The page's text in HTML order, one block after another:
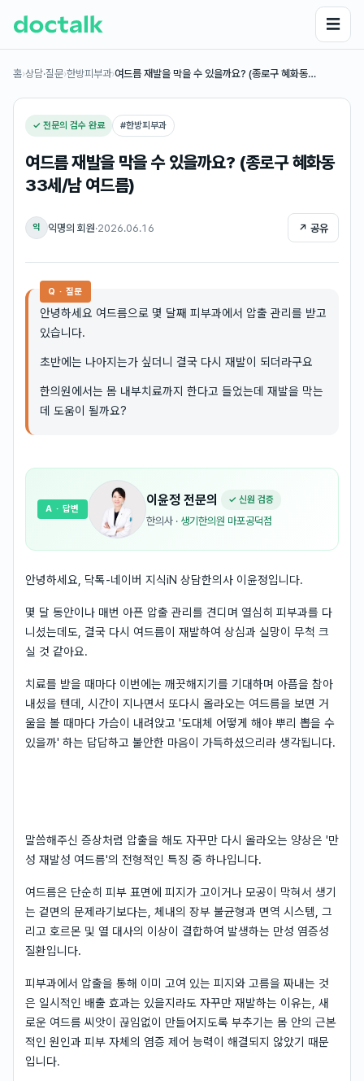
☰
홈›상담·질문›한방피부과›여드름 재발을 막을 수 있을까요? (종로구 혜화동…
✓ 전문의 검수 완료 #한방피부과
여드름 재발을 막을 수 있을까요? (종로구 혜화동
33세/남 여드름)
익 익명의 회원·2026.06.16 ↗ 공유
Q · 질문
안녕하세요 여드름으로 몇 달째 피부과에서 압출 관리를 받고
있습니다.
초반에는 나아지는가 싶더니 결국 다시 재발이 되더라구요
한의원에서는 몸 내부치료까지 한다고 들었는데 재발을 막는
데 도움이 될까요?
이윤정 전문의 ✓ 신원 검증
한의사 · 생기한의원 마포공덕점
A · 답변
안녕하세요, 닥톡-네이버 지식iN 상담한의사 이윤정입니다.
몇 달 동안이나 매번 아픈 압출 관리를 견디며 열심히 피부과를 다
니셨는데도, 결국 다시 여드름이 재발하여 상심과 실망이 무척 크
실 것 같아요.
치료를 받을 때마다 이번에는 깨끗해지기를 기대하며 아픔을 참아
내셨을 텐데, 시간이 지나면서 또다시 올라오는 여드름을 보면 거
울을 볼 때마다 가슴이 내려앉고 '도대체 어떻게 해야 뿌리 뽑을 수
있을까' 하는 답답하고 불안한 마음이 가득하셨으리라 생각됩니다.
말씀해주신 증상처럼 압출을 해도 자꾸만 다시 올라오는 양상은 '만
성 재발성 여드름'의 전형적인 특징 중 하나입니다.
여드름은 단순히 피부 표면에 피지가 고이거나 모공이 막혀서 생기
는 겉면의 문제라기보다는, 체내의 장부 불균형과 면역 시스템, 그
리고 호르몬 및 열 대사의 이상이 결합하여 발생하는 만성 염증성
질환입니다.
피부과에서 압출을 통해 이미 고여 있는 피지와 고름을 짜내는 것
은 일시적인 배출 효과는 있을지라도 자꾸만 재발하는 이유는, 새
로운 여드름 씨앗이 끊임없이 만들어지도록 부추기는 몸 안의 근본
적인 원인과 피부 자체의 염증 제어 능력이 해결되지 않았기 때문
입니다.